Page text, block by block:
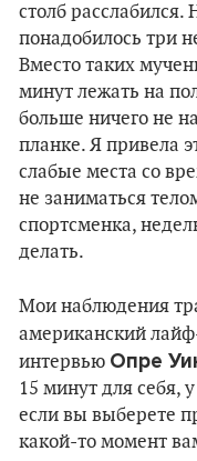
столб
понадобилось три
Вместо таких
минут лежать на
больше ничего не
планке. Я привела
слабые места со
не заниматься
спортсменка,
делать.
Мои наблюдения
американский
интервью Опре
15 минут для себя,
если вы выберете
какой-то момент